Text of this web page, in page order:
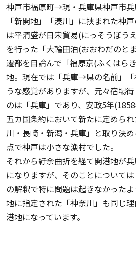
神戸市福原町→現・兵庫県神戸市
「新開地」「湊川」に挟まれた神
は平清盛が日宋貿易(にっそうぼう
を行った「大輪田泊(おおわだのと
遷都を目論んで「福原京(ふくはら
地。現在では「兵庫→県の名前」
うな感覚がありますが、元々宿場
のは「兵庫」であり、安政5年
五カ国条約において新たに定めら
川・長崎・新潟・兵庫」と取り決
点で神戸は小さな漁村でした。
それから紆余曲折を経て開港地が
になりますが、そのことについては
の解釈で特に問題は起きなかった
地に指定された「神奈川」も同じ
港地になっています。